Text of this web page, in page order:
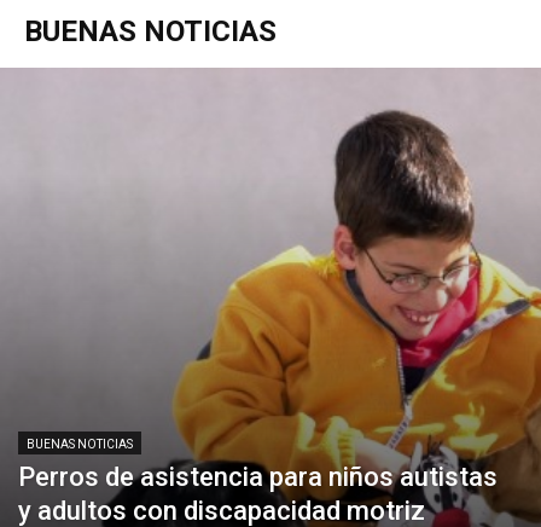
BUENAS NOTICIAS
BUENAS NOTICIAS
Perros de asistencia para niños autistas
y adultos con discapacidad motriz